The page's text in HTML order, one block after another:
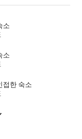
소
소
접한 숙소